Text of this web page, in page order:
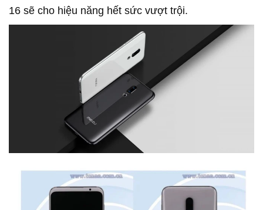
16 sẽ cho hiệu năng hết sức vượt trội.